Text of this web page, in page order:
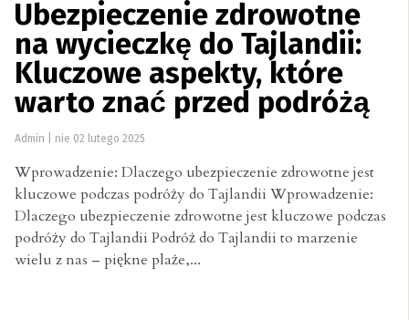
Ubezpieczenie zdrowotne
na wycieczkę do Tajlandii:
Kluczowe aspekty, które
warto znać przed podróżą
Admin nie 02 lutego 2025
Wprowadzenie: Dlaczego ubezpieczenie zdrowotne jest
kluczowe podczas podróży do Tajlandii Wprowadzenie:
Dlaczego ubezpieczenie zdrowotne jest kluczowe podczas
podróży do Tajlandii Podróż do Tajlandii to marzenie
wielu z nas – piękne plaże,...